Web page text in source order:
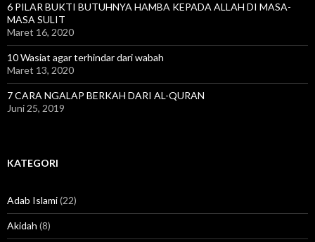
6 PILAR BUKTI BUTUHNYA HAMBA KEPADA ALLAH DI MASA-
MASA SULIT
Maret 16, 2020
10 Wasiat agar terhindar dari wabah
Maret 13, 2020
7 CARA NGALAP BERKAH DARI AL-QURAN
Juni 25, 2019
KATEGORI
Adab Islami(22)
Akidah (8)